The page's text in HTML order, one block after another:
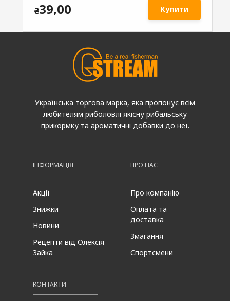
₴39,00 Купити
Українська торгова марка, яка пропонує всім
любителям риболовлі якісну рибальську
прикормку та ароматичні добавки до неї.
ІНФОРМАЦІЯ
Акції
Знижки
Новини
Рецепти від Олексія
Зайка
ПРО НАС
Про компанію
Оплата та
доставка
Змагання
Спортсмени
КОНТАКТИ